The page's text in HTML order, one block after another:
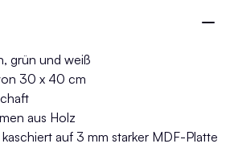
grün und weiß
30 x 40 cm
aus Holz
auf 3 mm starker MDF-Platte